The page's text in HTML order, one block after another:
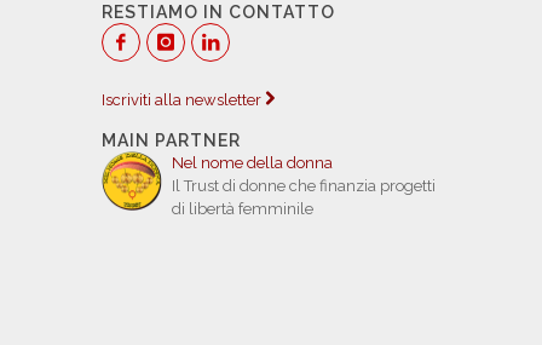
RESTIAMO IN CONTATTO
Iscriviti alla newsletter
MAIN PARTNER
Nel nome della donna
Il Trust di donne che finanzia progetti
di libertà femminile